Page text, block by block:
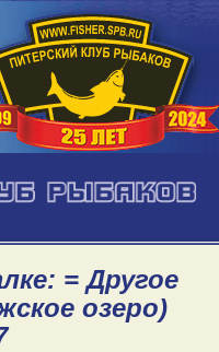
= Другое
озеро)